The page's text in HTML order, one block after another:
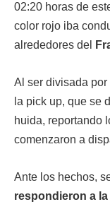
02:20 horas de
color rojo iba
alrededores del
Al ser divisada
la pick up, que se
huida, reportando
comenzaron a
Ante los hechos,
respondieron a